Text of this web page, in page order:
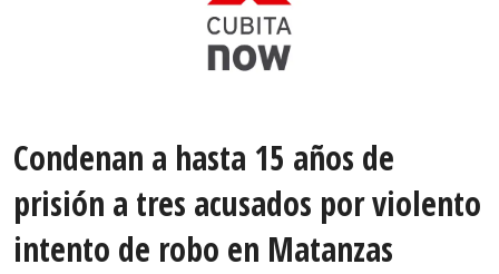
Condenan a hasta 15 años de
prisión a tres acusados por violento
intento de robo en Matanzas